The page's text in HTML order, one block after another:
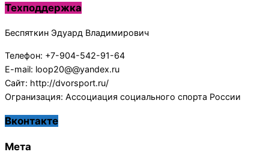
Техподдержка
Беспяткин Эдуард Владимирович
Телефон: +7-904-542-91-64
E-mail: loop20@@yandex.ru
Сайт: http://dvorsport.ru/
Огранизация: Ассоциация социального спорта России
Вконтакте
Мета